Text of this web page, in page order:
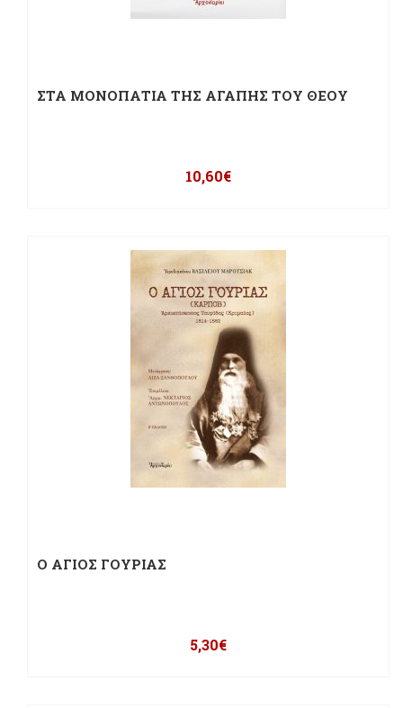
ΣΤΑ ΜΟΝΟΠΑΤΙΑ ΤΗΣ ΑΓΑΠΗΣ ΤΟΥ ΘΕΟΥ
10,60€
Ο ΑΓΙΟΣ ΓΟΥΡΙΑΣ
5,30€